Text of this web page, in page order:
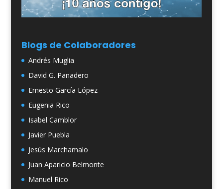
Blogs de Colaboradores
Andrés Muglia
David G. Panadero
Ernesto García López
Eugenia Rico
Isabel Camblor
Javier Puebla
Jesús Marchamalo
Juan Aparicio Belmonte
Manuel Rico